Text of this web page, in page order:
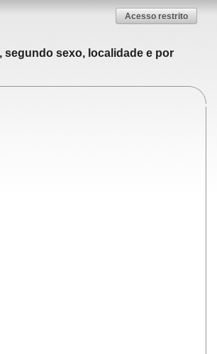
Acesso restrito
segundo sexo, localidade e por